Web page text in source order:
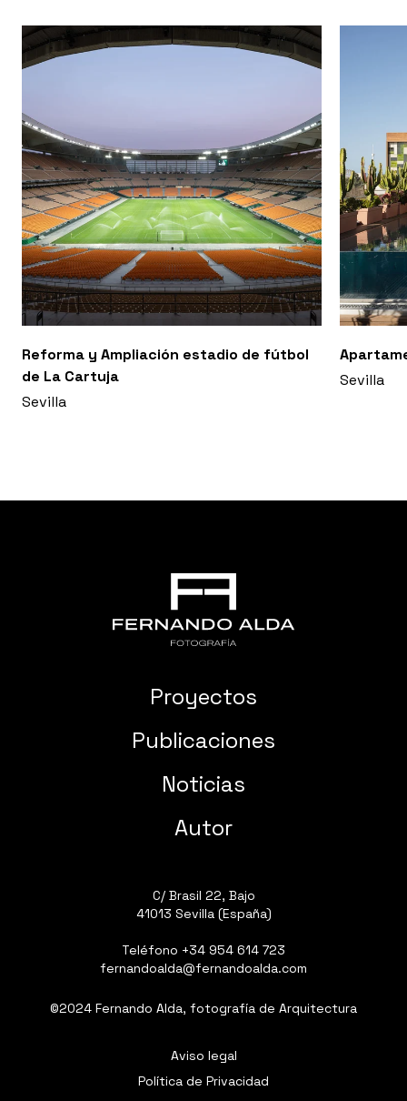
Reforma y Ampliación estadio de fútbol
de La Cartuja
Sevilla
Sevilla
Proyectos
Publicaciones
Noticias
Autor
C/ Brasil 22, Bajo
41013 Sevilla (España)
Teléfono +34 954 614 723
fernandoalda@fernandoalda.com
©2024 Fernando Alda, fotografía de Arquitectura
Aviso legal
Política de Privacidad